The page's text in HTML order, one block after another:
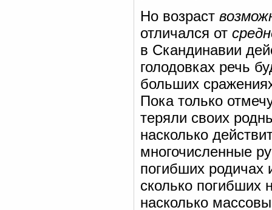
Но возраст
отличался от
в Скандинавии
голодовках речь
больших
Пока только
теряли своих
насколько
многочисленные
погибших родичах
сколько погибших
насколько